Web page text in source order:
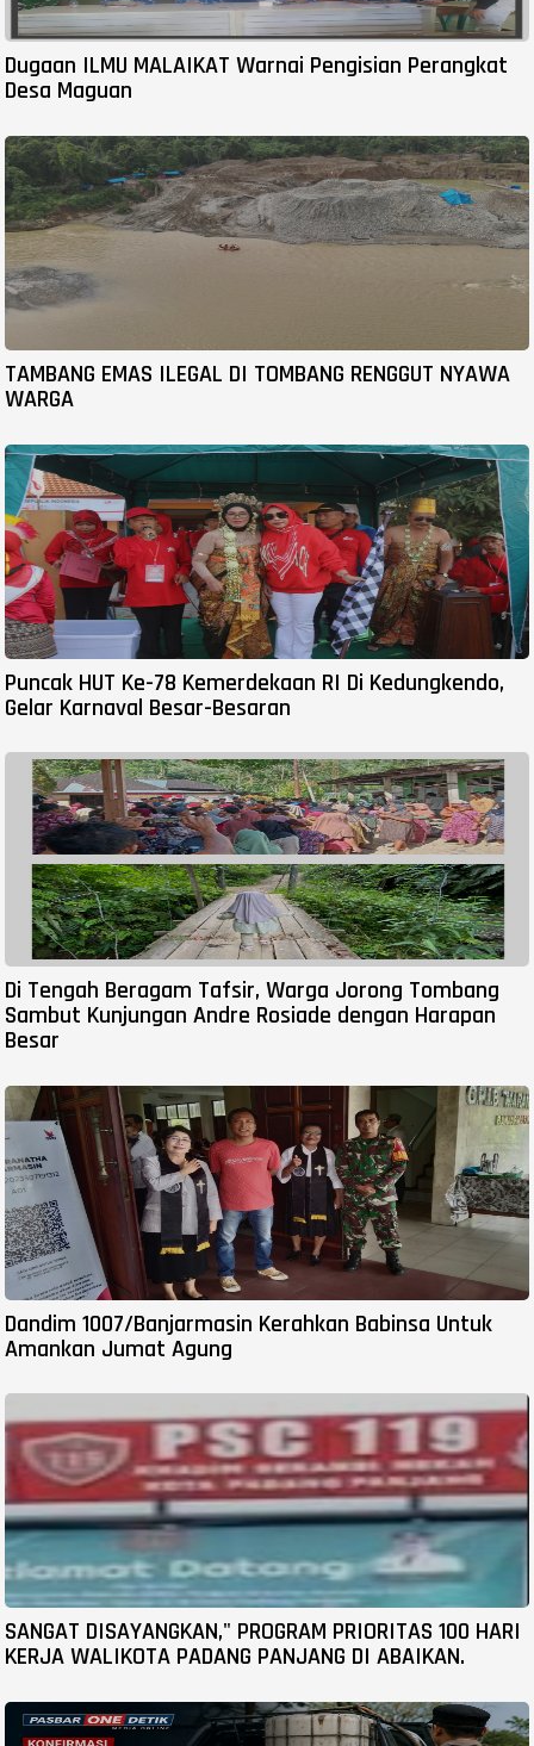
Dugaan ILMU MALAIKAT Warnai Pengisian Perangkat
Desa Maguan
TAMBANG EMAS ILEGAL DI TOMBANG RENGGUT NYAWA
WARGA
Puncak HUT Ke-78 Kemerdekaan RI Di Kedungkendo,
Gelar Karnaval Besar-Besaran
Di Tengah Beragam Tafsir, Warga Jorong Tombang
Sambut Kunjungan Andre Rosiade dengan Harapan
Besar
Dandim 1007/Banjarmasin Kerahkan Babinsa Untuk
Amankan Jumat Agung
SANGAT DISAYANGKAN," PROGRAM PRIORITAS 100 HARI
KERJA WALIKOTA PADANG PANJANG DI ABAIKAN.